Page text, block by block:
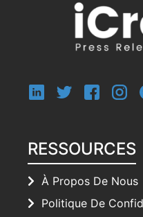
RESSOURCES
À Propos De Nous
Politique De